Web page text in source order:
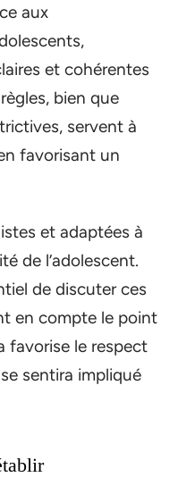
aux
et cohérentes
bien que
servent à
favorisant un
et adaptées à
de l’adolescent.
de discuter ces
en compte le point
favorise le respect
sentira impliqué